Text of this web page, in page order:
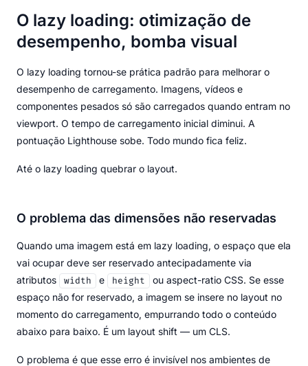
O lazy loading: otimização de
desempenho, bomba visual
O lazy loading tornou-se prática padrão para melhorar o
desempenho de carregamento. Imagens, vídeos e
componentes pesados só são carregados quando entram no
viewport. O tempo de carregamento inicial diminui. A
pontuação Lighthouse sobe. Todo mundo fica feliz.
Até o lazy loading quebrar o layout.
O problema das dimensões não reservadas
Quando uma imagem está em lazy loading, o espaço que ela
vai ocupar deve ser reservado antecipadamente via
atributos
width e height
ou aspect-ratio CSS. Se esse
espaço não for reservado, a imagem se insere no layout no
momento do carregamento, empurrando todo o conteúdo
abaixo para baixo. É um layout shift — um CLS.
O problema é que esse erro é invisível nos ambientes de